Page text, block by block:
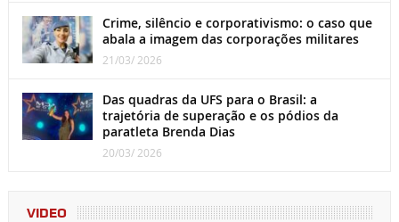
Crime, silêncio e corporativismo: o caso que
abala a imagem das corporações militares
21/03/ 2026
Das quadras da UFS para o Brasil: a
trajetória de superação e os pódios da
paratleta Brenda Dias
20/03/ 2026
VIDEO